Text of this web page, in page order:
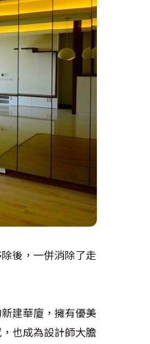
後，一併消除了走
建華廈，擁有優美
也成為設計師大膽